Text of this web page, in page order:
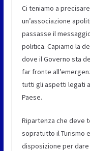
Ci teniamo a precisare
un’associazione
passasse il
politica. Capiamo la
dove il Governo sta
far fronte
tutti gli aspetti legati
Paese.
Ripartenza che deve
sopratutto il Turismo
disposizione per